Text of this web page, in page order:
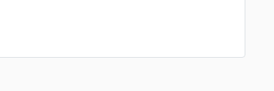
این هتل چهار ستاره، دارای اتاق هایی زیبا
مطبوع و زیبا در مقابل شما خواهد بود.